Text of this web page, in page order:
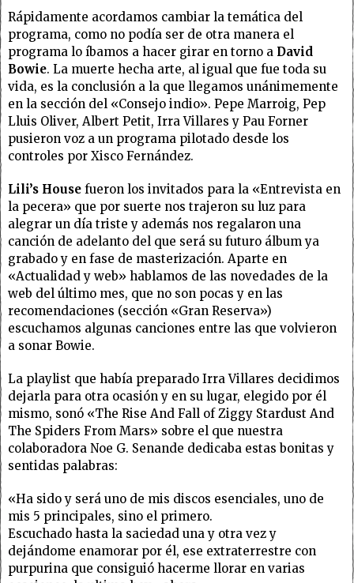
Rápidamente acordamos cambiar la temática del
programa, como no podía ser de otra manera el
programa lo íbamos a hacer girar en torno a David
Bowie. La muerte hecha arte, al igual que fue toda su
vida, es la conclusión a la que llegamos unánimemente
en la sección del «Consejo indio». Pepe Marroig, Pep
Lluis Oliver, Albert Petit, Irra Villares y Pau Forner
pusieron voz a un programa pilotado desde los
controles por Xisco Fernández.
Lili’s House fueron los invitados para la «Entrevista en
la pecera» que por suerte nos trajeron su luz para
alegrar un día triste y además nos regalaron una
canción de adelanto del que será su futuro álbum ya
grabado y en fase de masterización. Aparte en
«Actualidad y web» hablamos de las novedades de la
web del último mes, que no son pocas y en las
recomendaciones (sección «Gran Reserva»)
escuchamos algunas canciones entre las que volvieron
a sonar Bowie.
La playlist que había preparado Irra Villares decidimos
dejarla para otra ocasión y en su lugar, elegido por él
mismo, sonó «The Rise And Fall of Ziggy Stardust And
The Spiders From Mars» sobre el que nuestra
colaboradora Noe G. Senande dedicaba estas bonitas y
sentidas palabras:
«Ha sido y será uno de mis discos esenciales, uno de
mis 5 principales, sino el primero.
Escuchado hasta la saciedad una y otra vez y
dejándome enamorar por él, ese extraterrestre con
purpurina que consiguió hacerme llorar en varias